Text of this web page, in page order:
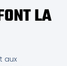
LA
aux